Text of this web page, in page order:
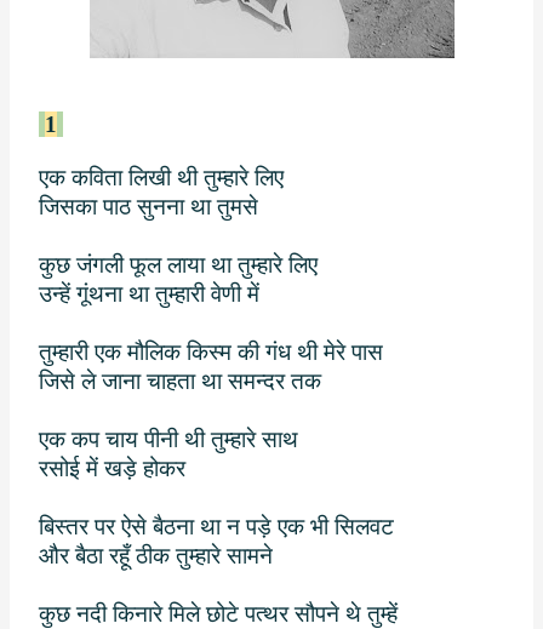
1
एक कविता लिखी थी तुम्हारे लिए
जिसका पाठ सुनना था तुमसे
कुछ जंगली फूल लाया था तुम्हारे लिए
उन्हें गूंथना था तुम्हारी वेणी में
तुम्हारी एक मौलिक किस्म की गंध थी मेरे पास
जिसे ले जाना चाहता था समन्दर तक
एक कप चाय पीनी थी तुम्हारे साथ
रसोई में खड़े होकर
बिस्तर पर ऐसे बैठना था न पड़े एक भी सिलवट
और बैठा रहूँ ठीक तुम्हारे सामने
कुछ नदी किनारे मिले छोटे पत्थर सौपने थे तुम्हें